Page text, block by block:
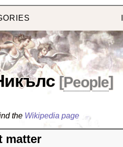
[People]
the Wikipedia page
matter